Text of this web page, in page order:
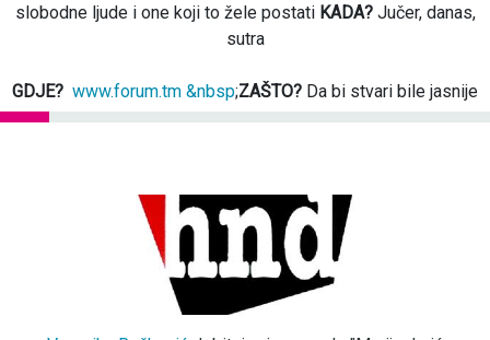
slobodne ljude i one koji to žele postati KADA?Jučer, danas,
sutra
GDJE? www.forum.tm &nbsp;ZAŠTO? Da bi stvari bile jasnije